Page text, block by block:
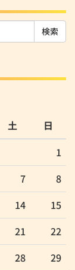
土
日
1
7
8
14
15
21
22
28
29